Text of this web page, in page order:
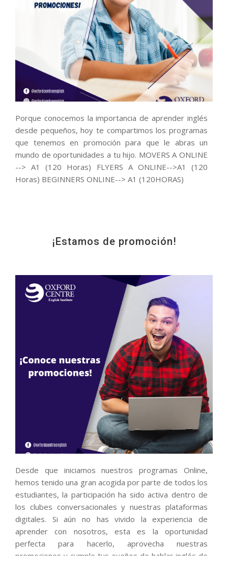
Porque conocemos la importancia de aprender inglés
desde pequeños, hoy te compartimos los programas
que tenemos en promoción para que le abras un
mundo de oportunidades a tu hijo. MOVERS A ONLINE
--> A1 (120 Horas) FLYERS A ONLINE-->A1 (120
Horas) BEGINNERS ONLINE--> A1 (120HORAS)
¡Estamos de promoción!
Desde que iniciamos nuestros programas Online,
hemos tenido una gran acogida por parte de todos los
estudiantes, la participación ha sido activa dentro de
los clubes conversacionales y nuestras plataformas
digitales. Si aún no has vivido la experiencia de
aprender con nosotros, esta es la oportunidad
perfecta para hacerlo, aprovecha nuestras
promociones y cumple tus sueños de hablar inglés de